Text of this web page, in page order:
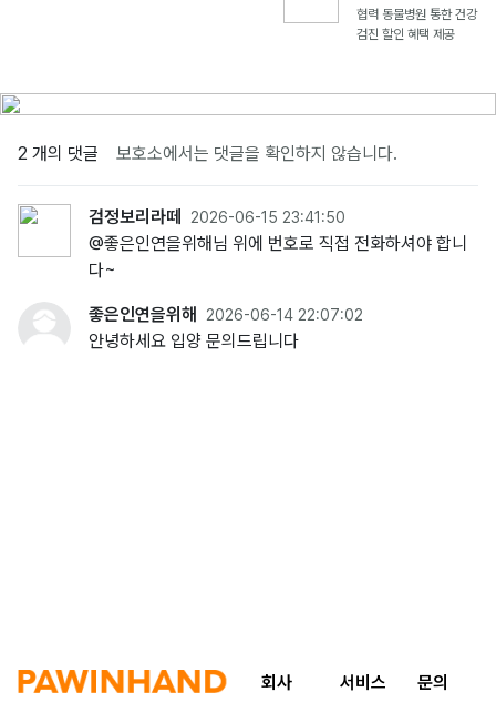
협력 동물병원 통한 건강
검진 할인 혜택 제공
2 개의 댓글 보호소에서는 댓글을 확인하지 않습니다.
검정보리라떼 2026-06-15 23:41:50
@좋은인연을위해님 위에 번호로 직접 전화하셔야 합니
다~
좋은인연을위해 2026-06-14 22:07:02
안녕하세요 입양 문의드립니다
회사 서비스 문의